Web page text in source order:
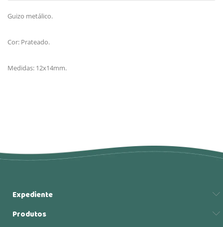
Guizo metálico.
Cor: Prateado.
Medidas: 12x14mm.
Expediente
Produtos